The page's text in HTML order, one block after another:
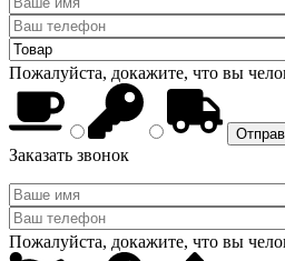
Пожалуйста, докажите, что вы
Заказать звонок
Пожалуйста, докажите, что вы